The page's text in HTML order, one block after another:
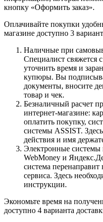
кнопку «Оформить заказ».
Оплачивайте покупки
магазине доступно 3
Наличные при
Специалист свяжется
уточнить время и
купюры. Вы
документы, вносите
товар и чек.
Безналичный расчет
интернет-магазине:
оплатить покупку,
системы ASSIST.
действия и имя
Электронные системы
WebMoney и
система
сервиса. Здесь
инструкции.
Экономьте время на
доступно 4 варианта